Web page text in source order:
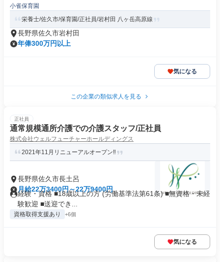
小雀保育園
栄養士/佐久市/保育園/正社員/岩村田 八ヶ岳高原線
長野県佐久市岩村田
年俸300万円以上
気になる
この企業の類似求人を見る
正社員
通常規模通所介護での介護スタッフ/正社員
株式会社ウェルフューチャーホールディングス
2021年11月リニューアルオープン‼
長野県佐久市長土呂
月給22万3400円～22万9400円
経験・資格 ■18歳以上の方 (労働基準法第61条) ■無資格・未経
験歓迎 ■送迎でき...
資格取得支援あり +6個
気になる